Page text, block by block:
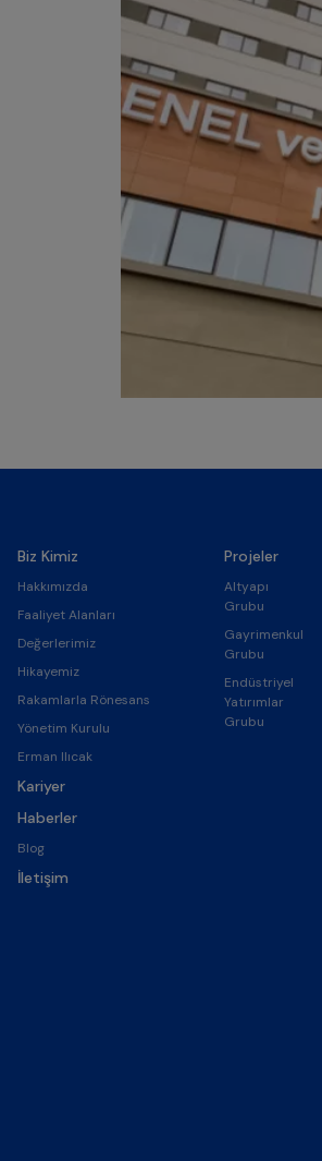
Biz Kimiz
Hakkımızda
Faaliyet Alanları
Değerlerimiz
Hikayemiz
Rakamlarla Rönesans
Yönetim Kurulu
Erman Ilıcak
Kariyer
Haberler
Blog
İletişim
Projeler
Altyapı
Grubu
Gayrimenkul
Grubu
Endüstriyel
Yatırımlar
Grubu